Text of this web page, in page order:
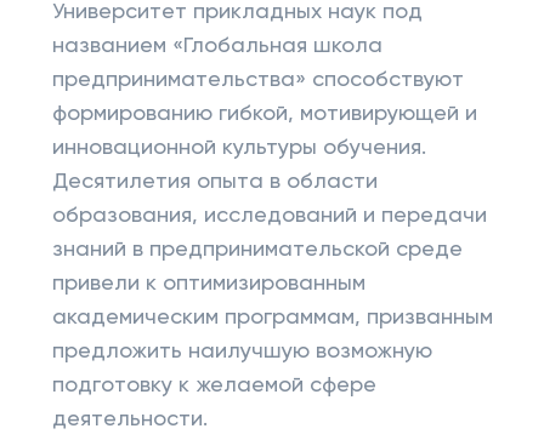
Университет прикладных наук под
названием «Глобальная школа
предпринимательства» способствуют
формированию гибкой, мотивирующей и
инновационной культуры обучения.
Десятилетия опыта в области
образования, исследований и передачи
знаний в предпринимательской среде
привели к оптимизированным
академическим программам, призванным
предложить наилучшую возможную
подготовку к желаемой сфере
деятельности.